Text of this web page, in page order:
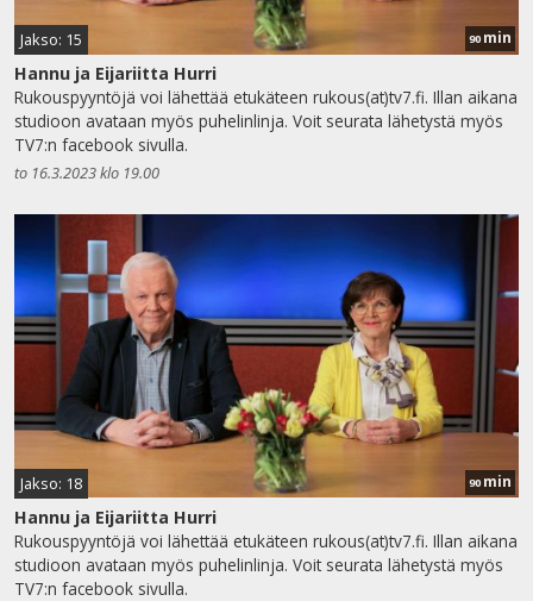
Jakso: 15 90 min
Hannu ja Eijariitta Hurri
Rukouspyyntöjä voi lähettää etukäteen rukous(at)tv7.fi. Illan aikana
studioon avataan myös puhelinlinja. Voit seurata lähetystä myös
TV7:n facebook sivulla.
to 16.3.2023 klo 19.00
Jakso: 18 90 min
Hannu ja Eijariitta Hurri
Rukouspyyntöjä voi lähettää etukäteen rukous(at)tv7.fi. Illan aikana
studioon avataan myös puhelinlinja. Voit seurata lähetystä myös
TV7:n facebook sivulla.